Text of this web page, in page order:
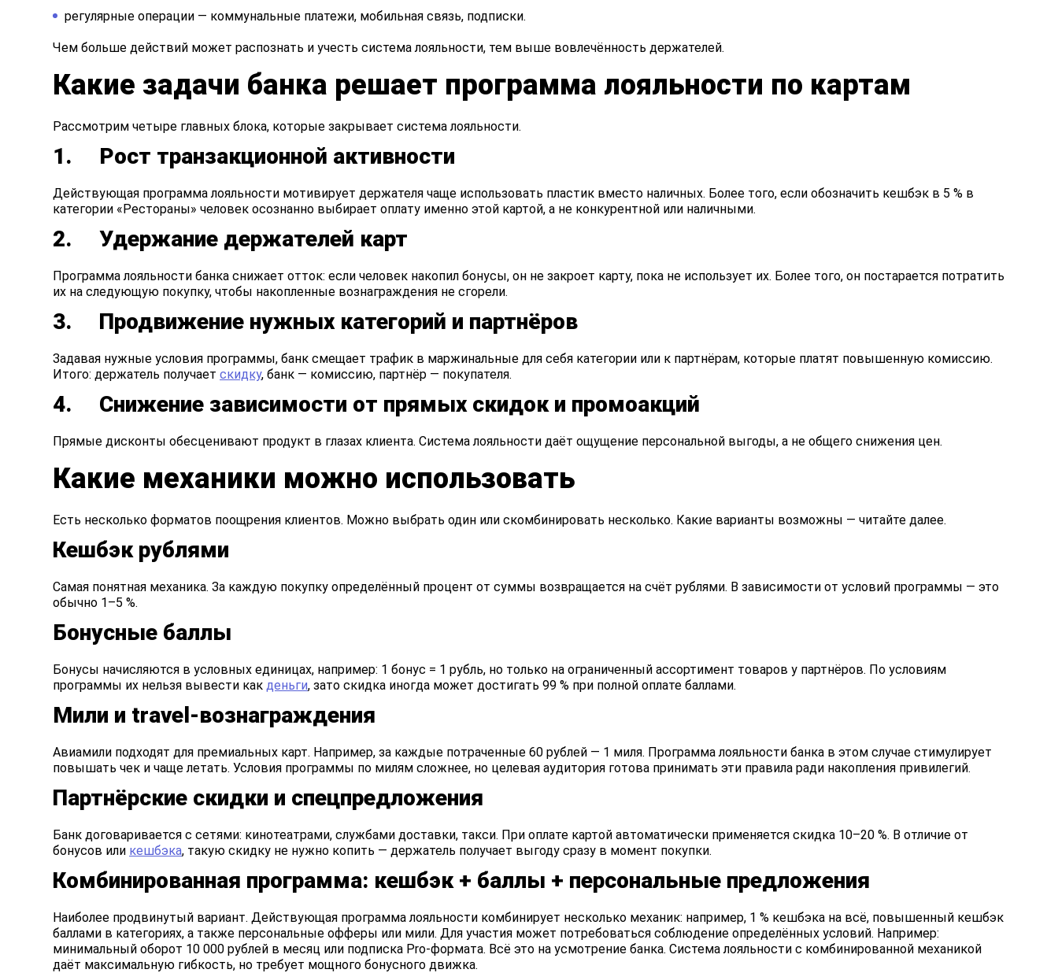
регулярные операции — коммунальные платежи, мобильная связь, подписки.
Чем больше действий может распознать и учесть система лояльности, тем выше вовлечённость держателей.
Какие задачи банка решает программа лояльности по картам
Рассмотрим четыре главных блока, которые закрывает система лояльности.
1. Рост транзакционной активности
Действующая программа лояльности мотивирует держателя чаще использовать пластик вместо наличных. Более того, если обозначить кешбэк в 5 % в
категории «Рестораны» человек осознанно выбирает оплату именно этой картой, а не конкурентной или наличными.
2. Удержание держателей карт
Программа лояльности банка снижает отток: если человек накопил бонусы, он не закроет карту, пока не использует их. Более того, он постарается потратить
их на следующую покупку, чтобы накопленные вознаграждения не сгорели.
3. Продвижение нужных категорий и партнёров
Задавая нужные условия программы, банк смещает трафик в маржинальные для себя категории или к партнёрам, которые платят повышенную комиссию.
Итого: держатель получает скидку, банк — комиссию, партнёр — покупателя.
4. Снижение зависимости от прямых скидок и промоакций
Прямые дисконты обесценивают продукт в глазах клиента. Система лояльности даёт ощущение персональной выгоды, а не общего снижения цен.
Какие механики можно использовать
Есть несколько форматов поощрения клиентов. Можно выбрать один или скомбинировать несколько. Какие варианты возможны — читайте далее.
Кешбэк рублями
Самая понятная механика. За каждую покупку определённый процент от суммы возвращается на счёт рублями. В зависимости от условий программы — это
обычно 1–5 %.
Бонусные баллы
Бонусы начисляются в условных единицах, например: 1 бонус = 1 рубль, но только на ограниченный ассортимент товаров у партнёров. По условиям
программы их нельзя вывести как деньги, зато скидка иногда может достигать 99 % при полной оплате баллами.
Мили и travel-вознаграждения
Авиамили подходят для премиальных карт. Например, за каждые потраченные 60 рублей — 1 миля. Программа лояльности банка в этом случае стимулирует
повышать чек и чаще летать. Условия программы по милям сложнее, но целевая аудитория готова принимать эти правила ради накопления привилегий.
Партнёрские скидки и спецпредложения
Банк договаривается с сетями: кинотеатрами, службами доставки, такси. При оплате картой автоматически применяется скидка 10–20 %. В отличие от
бонусов или кешбэка, такую скидку не нужно копить — держатель получает выгоду сразу в момент покупки.
Комбинированная программа: кешбэк + баллы + персональные предложения
Наиболее продвинутый вариант. Действующая программа лояльности комбинирует несколько механик: например, 1 % кешбэка на всё, повышенный кешбэк
баллами в категориях, а также персональные офферы или мили. Для участия может потребоваться соблюдение определённых условий. Например:
минимальный оборот 10 000 рублей в месяц или подписка Pro-формата. Всё это на усмотрение банка. Система лояльности с комбинированной механикой
даёт максимальную гибкость, но требует мощного бонусного движка.